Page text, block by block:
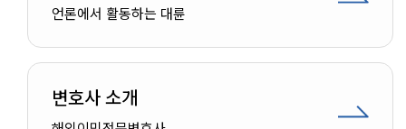
언론에서 활동하는 대륜
변호사 소개